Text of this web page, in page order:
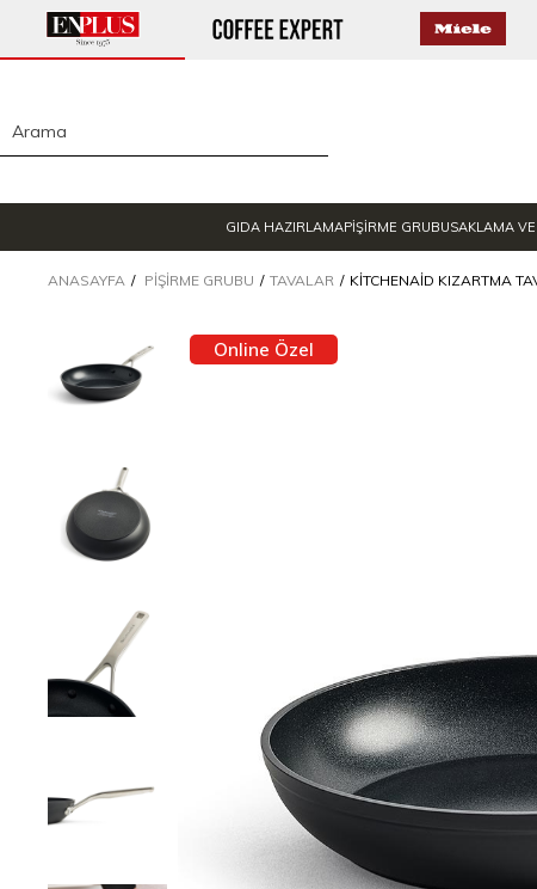
GIDA HAZIRLAMAPİŞİRME GRUBUSAKLAMA
ANASAYFA PIŞIRME GRUBU TAVALAR KITCHENAID KIZARTMA
Online Özel